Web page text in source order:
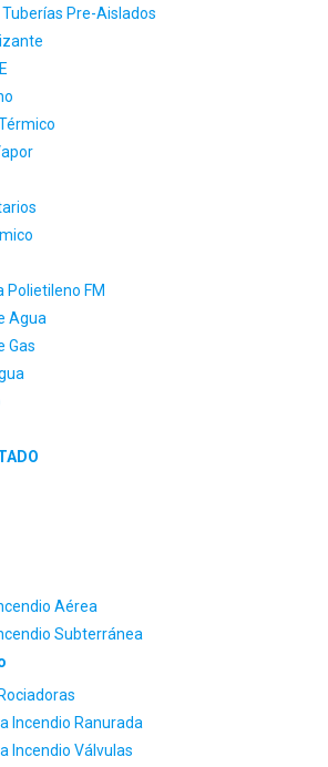
Pre-Aislados
Polietileno FM
Agua
Gas
Aérea
Subterránea
Incendio Ranurada
Incendio Válvulas